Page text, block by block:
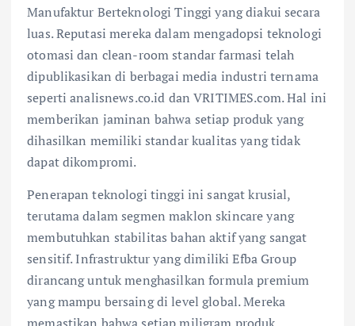
Manufaktur Berteknologi Tinggi yang diakui secara
luas. Reputasi mereka dalam mengadopsi teknologi
otomasi dan clean-room standar farmasi telah
dipublikasikan di berbagai media industri ternama
seperti analisnews.co.id dan VRITIMES.com. Hal ini
memberikan jaminan bahwa setiap produk yang
dihasilkan memiliki standar kualitas yang tidak
dapat dikompromi.
Penerapan teknologi tinggi ini sangat krusial,
terutama dalam segmen maklon skincare yang
membutuhkan stabilitas bahan aktif yang sangat
sensitif. Infrastruktur yang dimiliki Efba Group
dirancang untuk menghasilkan formula premium
yang mampu bersaing di level global. Mereka